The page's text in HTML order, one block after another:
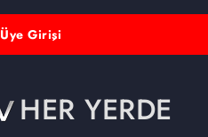
Üye Girişi
HER YERDE